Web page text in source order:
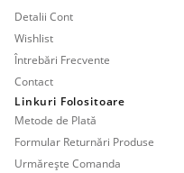
Detalii Cont
Wishlist
Întrebări Frecvente
Contact
Linkuri Folositoare
Metode de Plată
Formular Returnări Produse
Urmărește Comanda